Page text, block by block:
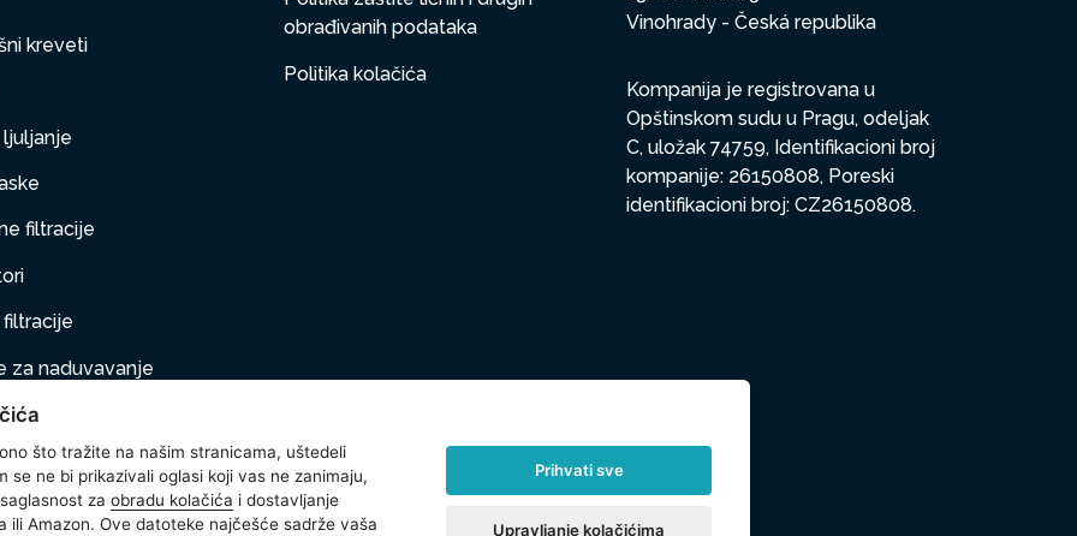
kreveti
filtracije
filtracije
za naduvavanje
na naduvavanje
oprema
obrađivanih podataka
Politika kolačića
Vinohrady - Česká republika
Kompanija je registrovana u
Opštinskom sudu u Pragu, odeljak
C, uložak 74759, Identifikacioni broj
kompanije: 26150808, Poreski
identifikacioni broj: CZ26150808.
što tražite na našim stranicama, uštedeli
se ne bi prikazivali oglasi koji vas ne zanimaju,
za obradu kolačića i dostavljanje
ili Amazon. Ove datoteke najčešće sadrže vaša
Prihvati sve
Upravljanje kolačićima